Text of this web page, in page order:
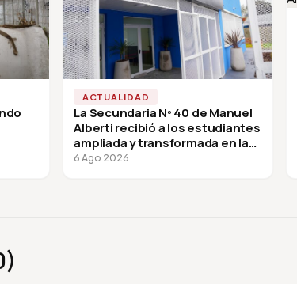
ACTUALIDAD
La Secundaria Nº 40 de Manuel
Alberti recibió a los estudiantes
ampliada y transformada en la
vuelta a clases
6 Ago 2026